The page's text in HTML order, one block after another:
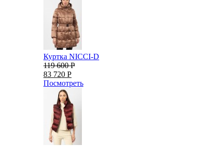
Куртка NICCI-D
119 600 Р
83 720 Р
Посмотреть